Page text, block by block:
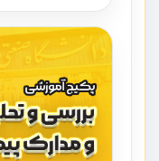
مدارک پیمان به